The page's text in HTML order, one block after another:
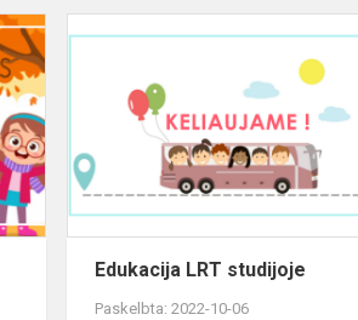
Edukacija LRT studijoje
Paskelbta: 2022-10-06